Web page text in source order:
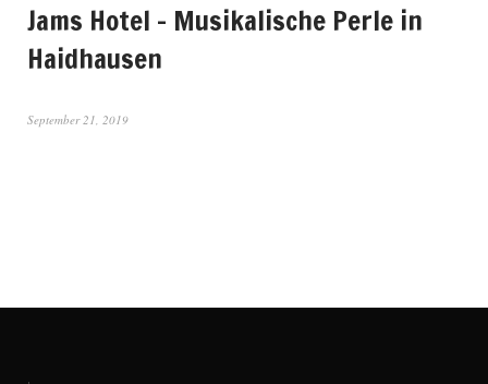
Jams Hotel – Musikalische Perle in
Haidhausen
September 21, 2019